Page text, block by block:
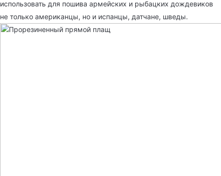
использовать для пошива армейских и рыбацких дождевиков
не только американцы, но и испанцы, датчане, шведы.